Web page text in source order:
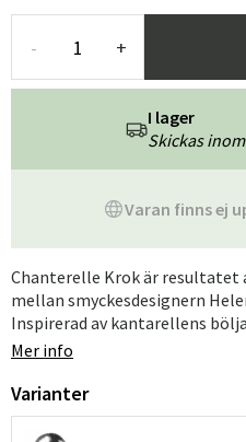
- +
Varan finns ej
I lager
Skickas
Chanterelle Krok är
mellan smyckesdesignern
Inspirerad av kantarellens
Mer info
Varianter